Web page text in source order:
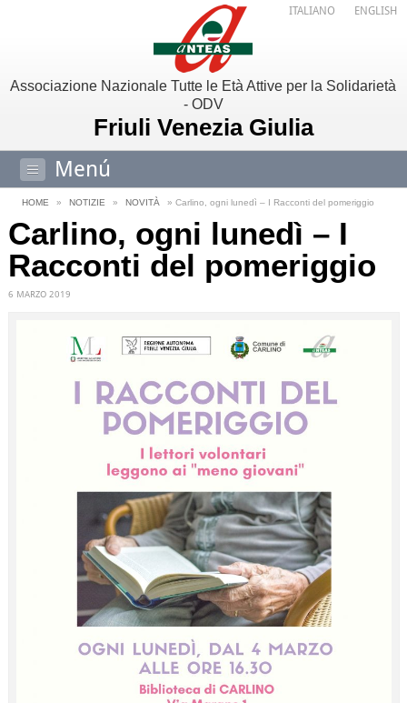
Associazione Nazionale Tutte le Età Attive per la Solidarietà
- ODV
Friuli Venezia Giulia
Menú
ITALIANO ENGLISH
HOME » NOTIZIE » NOVITÀ » Carlino, ogni lunedì – I Racconti del pomeriggio
Carlino, ogni lunedì – I
Racconti del pomeriggio
6 MARZO 2019